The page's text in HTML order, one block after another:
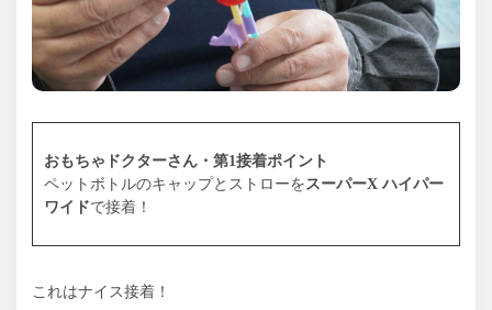
おもちゃドクターさん・第1接着ポイント
ペットボトルのキャップとストローを スーパーX ハイパー
ワイドで接着！
これはナイス接着！